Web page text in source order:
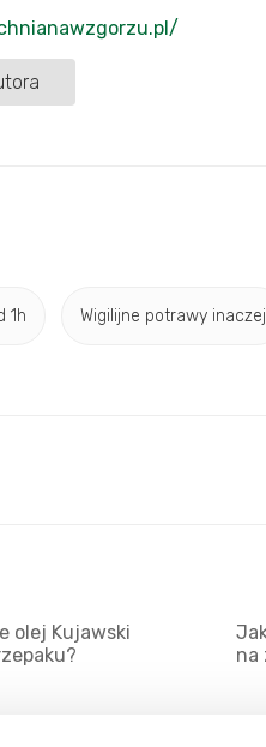
1h Wigilijne potrawy inaczej
olej Kujawski
na